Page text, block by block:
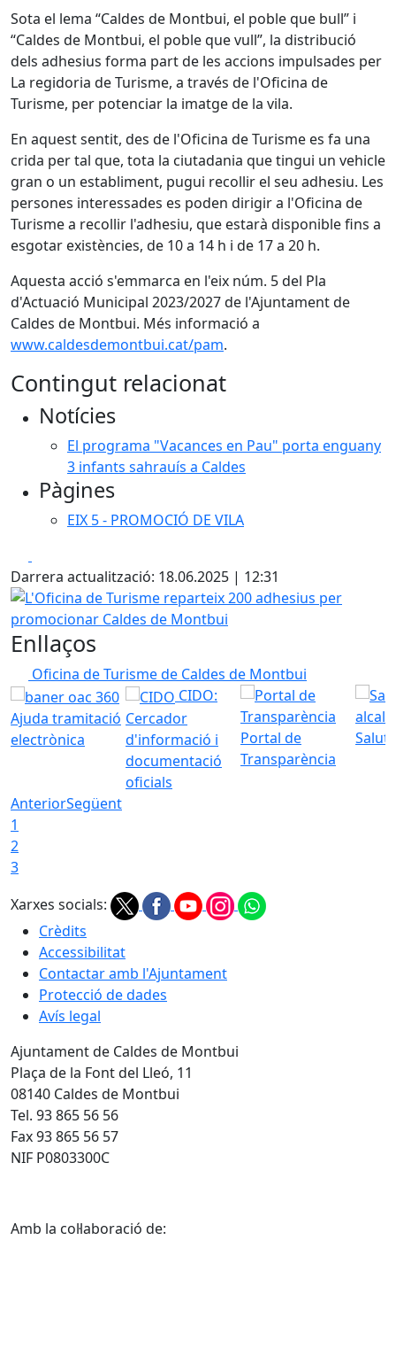
Sota el lema “Caldes de Montbui, el poble que bull” i
“Caldes de Montbui, el poble que vull”, la distribució
dels adhesius forma part de les accions impulsades per
La regidoria de Turisme, a través de l'Oficina de
Turisme, per potenciar la imatge de la vila.
En aquest sentit, des de l'Oficina de Turisme es fa una
crida per tal que, tota la ciutadania que tingui un vehicle
gran o un establiment, pugui recollir el seu adhesiu. Les
persones interessades es poden dirigir a l'Oficina de
Turisme a recollir l'adhesiu, que estarà disponible fins a
esgotar existències, de 10 a 14 h i de 17 a 20 h.
Aquesta acció s'emmarca en l'eix núm. 5 del Pla
d'Actuació Municipal 2023/2027 de l'Ajuntament de
Caldes de Montbui. Més informació a
www.caldesdemontbui.cat/pam.
Contingut relacionat
Notícies
El programa "Vacances en Pau" porta enguany
3 infants sahrauís a Caldes
Pàgines
EIX 5 - PROMOCIÓ DE VILA
Darrera actualització: 18.06.2025 | 12:31
L'Oficina de Turisme reparteix 200 adhesius per
Enllaços
Oficina de Turisme de Caldes de Montbui
Ajuda tramitació
electrònica
CIDO:
Cercador
d'informació i
documentació
oficials
Portal de
Transparència
AnteriorSegüent
1
2
3
Xarxes socials:
Crèdits
Accessibilitat
Contactar amb l'Ajuntament
Protecció de dades
Avís legal
Ajuntament de Caldes de Montbui
Plaça de la Font del Lleó, 11
08140 Caldes de Montbui
Tel. 93 865 56 56
Fax 93 865 56 57
NIF P0803300C
Amb la col·laboració de: